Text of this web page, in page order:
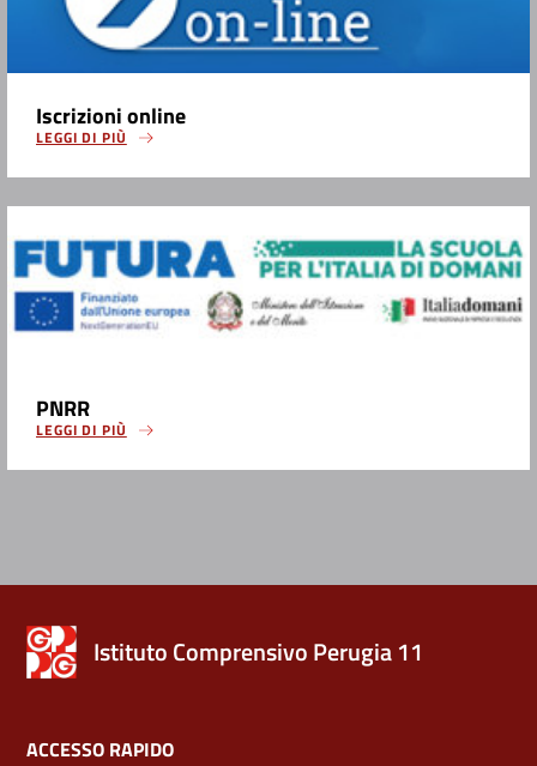
Iscrizioni online
LEGGI DI PIÙ
PNRR
LEGGI DI PIÙ
Istituto Comprensivo Perugia 11
ACCESSO RAPIDO